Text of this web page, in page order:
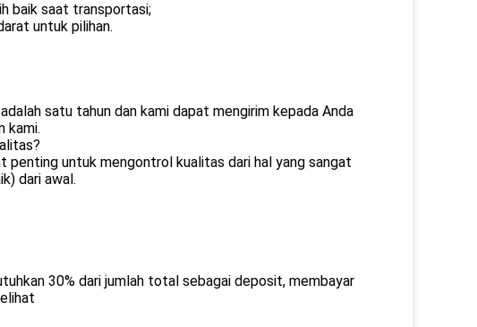
baik saat transportasi;
untuk pilihan.
satu tahun dan kami dapat mengirim kepada Anda
kami.
penting untuk mengontrol kualitas dari hal yang sangat
dari awal.
30% dari jumlah total sebagai deposit, membayar